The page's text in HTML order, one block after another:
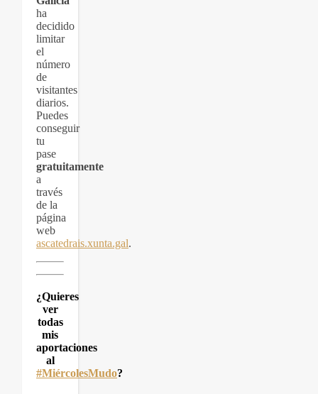
ha
decidido
limitar
el
número
de
visitantes
diarios.
Puedes
conseguir
tu
pase
gratuitamente
a
través
de la
página
web
ascatedrais.xunta.gal.
¿Quieres
ver
todas
mis
aportaciones
al
#MiércolesMudo?